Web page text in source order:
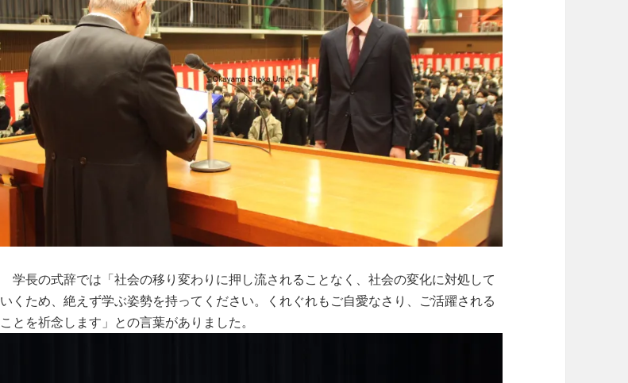
学長の式辞では「社会の移り変わりに押し流されることなく、社会の変化に対処して
いくため、絶えず学ぶ姿勢を持ってください。くれぐれもご自愛なさり、ご活躍される
ことを祈念します」との言葉がありました。